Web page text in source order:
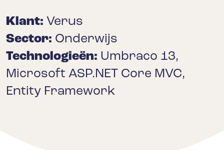
Klant: Verus
Sector: Onderwijs
Technologieën: Umbraco 13,
Microsoft ASP.NET Core MVC,
Entity Framework